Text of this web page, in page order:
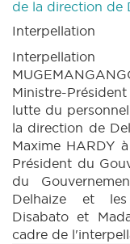
(PDF)
|
de la direction de
Interpellation
Ministre-
lutte du
la direction de
Maxime HARDY
Président du
du
Delhaize et les
Disabato et
cadre de